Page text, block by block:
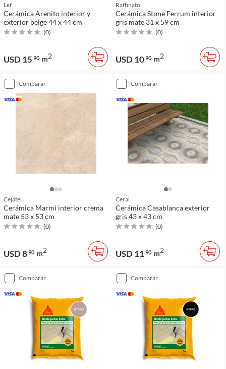
Lef
Cerámica Arenito interior y
exterior beige 44 x 44 cm
(0)
USD 15 90 m2
Raffinato
Cerámica Stone Ferrum interior
gris mate 31 x 59 cm
(0)
USD 1090 m2
comparar
Cejatel
Cerámica Marmi interior crema
mate 53 x 53 cm
(0)
USD 890 m2
comparar
Ceral
Cerámica Casablanca exterior
gris 43 x 43 cm
(0)
USD 11 90 m2
comparar comparar